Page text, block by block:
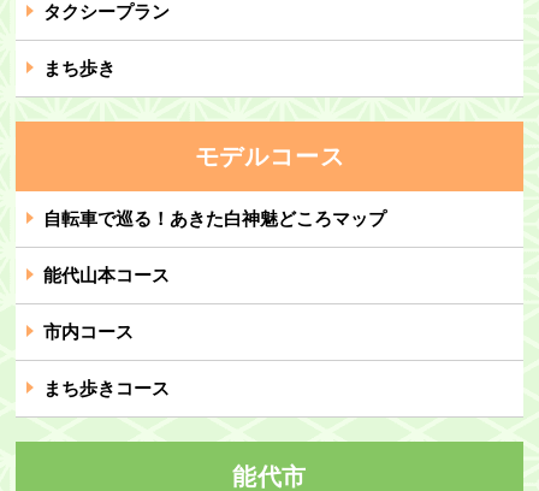
タクシープラン
まち歩き
モデルコース
自転車で巡る！あきた白神魅どころマップ
能代山本コース
市内コース
まち歩きコース
能代市